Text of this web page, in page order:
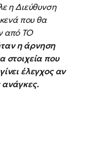
η Διεύθυνση
που θα
από ΤΟ
η άρνηση
στοιχεία που
έλεγχος αν
ανάγκες.